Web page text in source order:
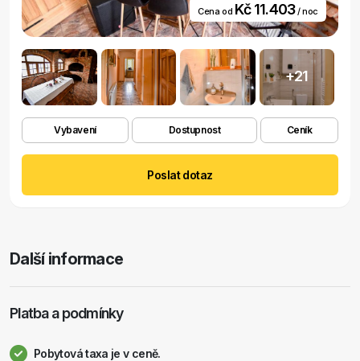
Cena od Kč 11.403/ noc
+21
Vybavení Dostupnost Ceník
Poslat dotaz
Další informace
Platba a podmínky
Pobytová taxa je v ceně.